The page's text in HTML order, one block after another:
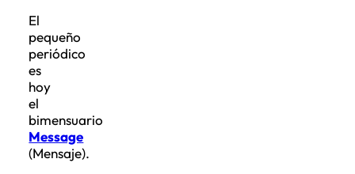
El
pequeño
periódico
es
hoy
el
bimensuario
Message
(Mensaje).